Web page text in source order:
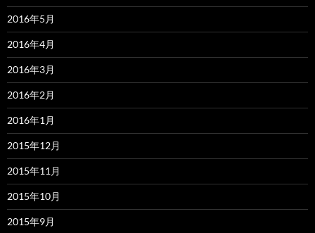
2016年5月
2016年4月
2016年3月
2016年2月
2016年1月
2015年12月
2015年11月
2015年10月
2015年9月